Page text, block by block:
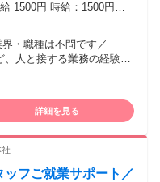
ールス ・フリーエージェ
し ・友人勧誘なし、家
性が活躍中 ＊中途入社
以上も応募可、50代以上
給：1500円
末〆、翌月22日支払い
・職種は不問です／
、人と接する業務の経験が
ツールの使用経験がある
クライアントとのメール
です ＜採用事例
・営業事務など取引先と
詳細を見る
ッフご就業サポート／